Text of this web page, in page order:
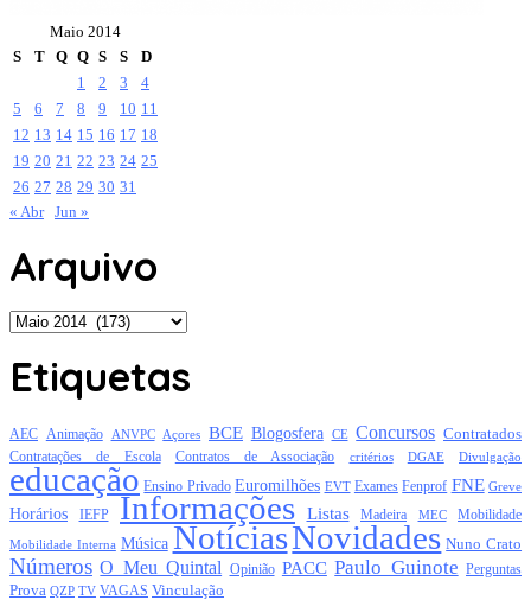
Maio 2014
S
T Q Q S S
D
1
2 3
4
5
6 7 8 9 10 11
12 13 14 15 16 17 18
19 20 21 22 23 24 25
26 27 28 29 30 31
« Abr Jun »
Arquivo
Arquivo
Etiquetas
AEC Animação ANVPC Açores BCE Blogosfera CE Concursos Contratados
Contratações de Escola Contratos de Associação critérios DGAE Divulgação
educação Ensino Privado Euromilhões EVT Exames Fenprof FNE Greve
Horários IEFP Informações Listas Madeira MEC Mobilidade
Mobilidade Interna Música NotíciasNovidades Nuno Crato
Números O Meu Quintal Opinião PACC Paulo Guinote Perguntas
Prova QZP TV VAGAS Vinculação